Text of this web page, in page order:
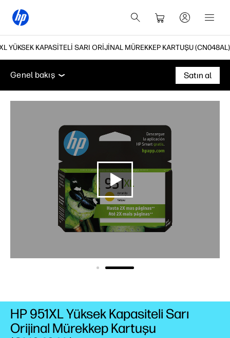
YÜKSEK KAPASITELI SARI ORIJINAL MÜREKKEP KARTUŞU (CN048AL)
Genel bakış Özellikler
Destek
Genel bakış
Genel bakış
Satın al
HP 951XL Yüksek Kapasiteli Sarı
Orijinal Mürekkep Kartuşu